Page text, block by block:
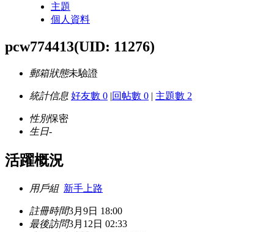
主題
個人資料
pcw774413(UID: 11276)
郵箱狀態未驗證
統計信息 好友數 0 |回帖數 0 | 主題數 2
性別保密
生日-
活躍概況
用戶組 新手上路
註冊時間3月9日 18:00
最後訪問3月12日 02:33